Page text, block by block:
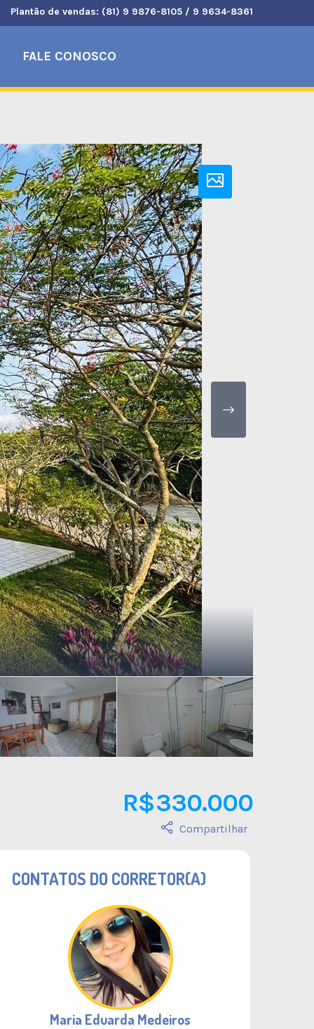
Plantão de vendas: (81) 9 9876-8105 / 9 9634-8361
FALE CONOSCO
R$ 330.000
Compartilhar
CONTATOS DO CORRETOR(A)
Maria Eduarda Medeiros